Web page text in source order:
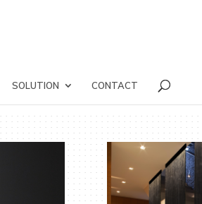
SOLUTION CONTACT